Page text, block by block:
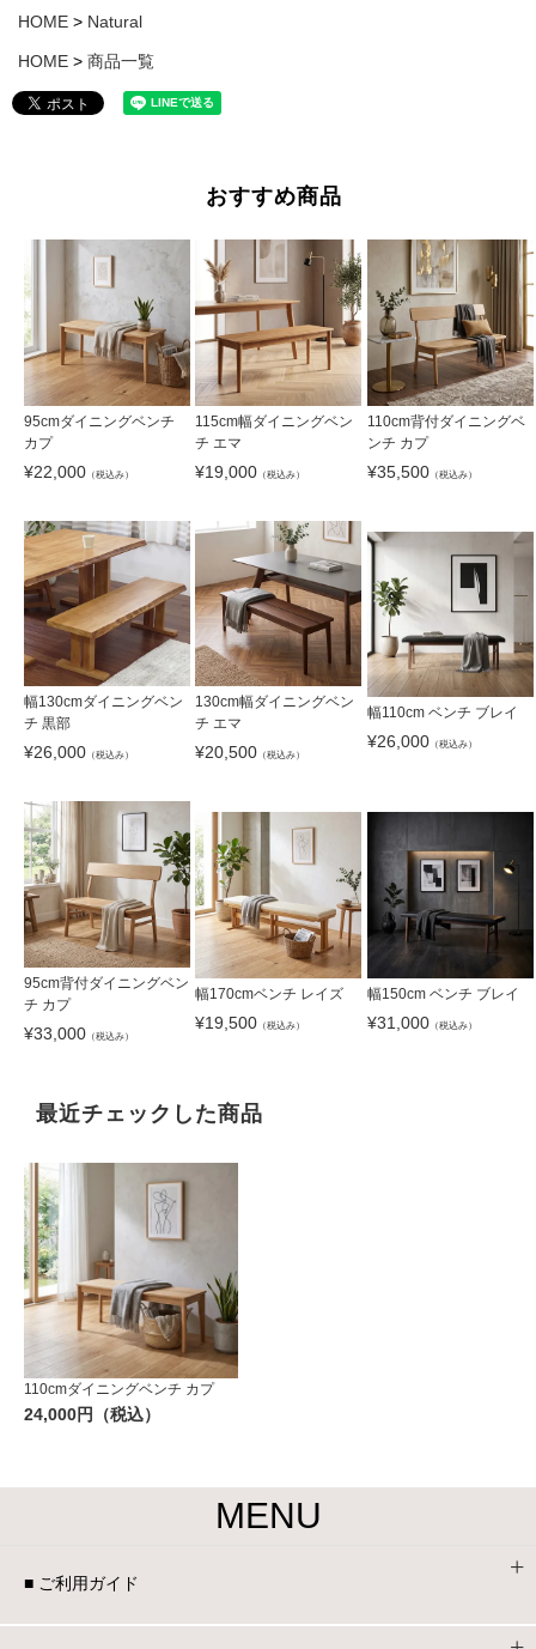
HOME Natural
HOME 商品一覧
おすすめ商品
95cmダイニングベンチ
カプ
¥22,000 （税込み）
115cm幅ダイニングベン
チ エマ
¥19,000 （税込み）
110cm背付ダイニングベ
ンチ カプ
¥35,500（税込み）
幅130cmダイニングベン
チ 黒部
¥26,000 （税込み）
130cm幅ダイニングベン
チ エマ
¥20,500 （税込み）
幅110cm ベンチ ブレイ
¥26,000（税込み）
95cm背付ダイニングベン
チ カプ
¥33,000 （税込み）
幅170cmベンチ レイズ
¥19,500 （税込み）
幅150cm ベンチ ブレイ
¥31,000（税込み）
最近チェックした商品
110cmダイニングベンチ カプ
24,000円（税込）
MENU
■ ご利用ガイド